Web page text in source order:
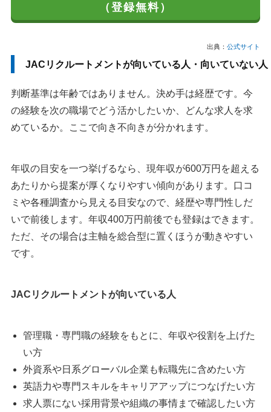
（登録無料）
出典： 公式サイト
JACリクルートメントが向いている人・向いていない人
判断基準は年齢ではありません。決め手は経歴です。今
の経験を次の職場でどう活かしたいか、どんな求人を求
めているか。ここで向き不向きが分かれます。
年収の目安を一つ挙げるなら、現年収が600万円を超える
あたりから提案が厚くなりやすい傾向があります。口コ
ミや各種調査から見える目安なので、経歴や専門性しだ
いで前後します。年収400万円前後でも登録はできます。
ただ、その場合は主軸を総合型に置くほうが動きやすい
です。
JACリクルートメントが向いている人
管理職・専門職の経験をもとに、年収や役割を上げた
い方
外資系や日系グローバル企業も転職先に含めたい方
英語力や専門スキルをキャリアアップにつなげたい方
求人票にない採用背景や組織の事情まで確認したい方